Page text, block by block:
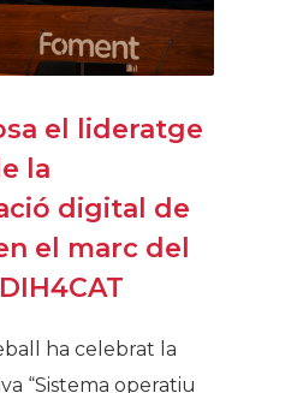
el lideratge
la
digital de
el marc del
ha celebrat la
“Sistema operatiu